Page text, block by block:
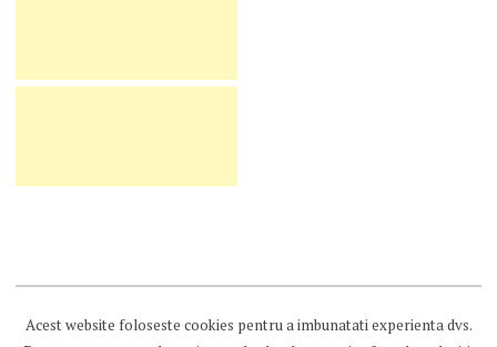
Acest website foloseste cookies pentru a imbunatati experienta dvs.